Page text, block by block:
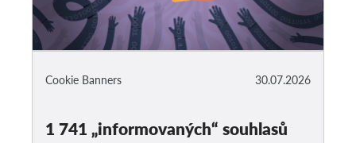
30.07.2026
Cookie Banners
1 741 „informovaných“ souhlasů